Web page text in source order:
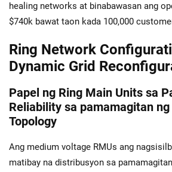
healing networks at binabawasan ang
$740k bawat taon kada 100,000
Ring Network
Dynamic Grid
Papel ng Ring Main Units sa
Reliability sa pamamagitan
Topology
Ang medium voltage RMUs ang
matibay na distribusyon sa